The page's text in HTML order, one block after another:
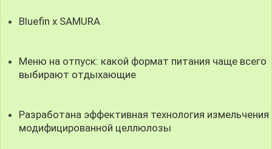
Bluefin x SAMURA
Меню на отпуск: какой формат питания чаще всего
выбирают отдыхающие
Разработана эффективная технология измельчения
модифицированной целлюлозы